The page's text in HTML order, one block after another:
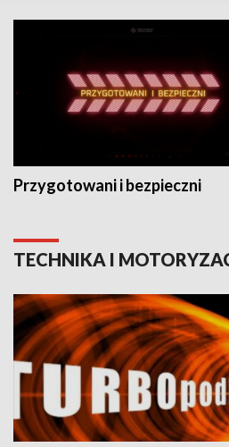
Przygotowani i bezpieczni
TECHNIKA I